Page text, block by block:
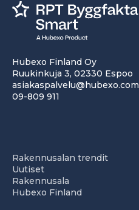
Hubexo Finland Oy
Ruukinkuja 3, 02330 Espoo
asiakaspalvelu@hubexo.com
09-809 911
Rakennusalan trendit
Uutiset
Rakennusala
Hubexo Finland